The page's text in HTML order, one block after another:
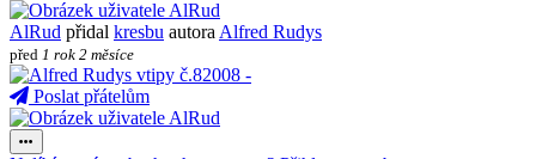
AlRud přidal kresbu autora Alfred Rudys
před 1 rok 2 měsíce
Poslat přátelům